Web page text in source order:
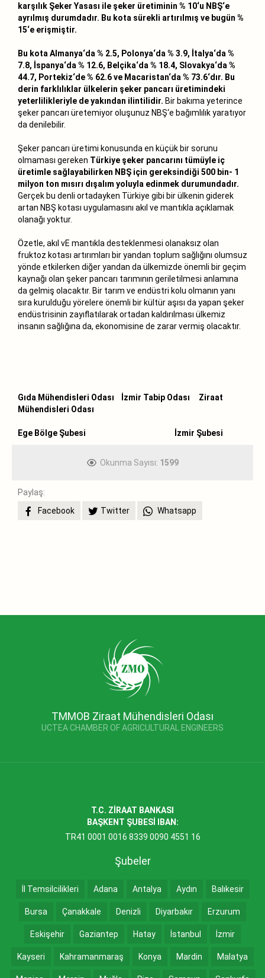
karşılık Şeker Yasası ile şeker üretiminin % 10‘u NBŞ‘e
ayrılmış durumdadır. Bu kota sürekli artırılmış ve bugün %
15‘e erişmiştir.
Bu kota Almanya‘da % 2.5, Polonya‘da % 3.9, İtalya‘da %
7.8, İspanya‘da % 12.6, Belçika‘da % 18.4, Slovakya‘da %
44.7, Portekiz‘de % 62.6 ve Macaristan‘da % 73.6‘dır. Bu
derin farklılıklar ülkelerin şeker pancarı üretimindeki
yeterlilikleriyle de yakından ilintilidir. Bir bakıma yeterince
şeker pancarı üretemiyor oluşunuz NBŞ‘e bağımlılık yaratıyor
da denilebilir.
Şeker pancarı üretimi konusunda en küçük bir sorunu
olmaması gereken Türkiye şeker pancarını tümüyle iç
üretimle sağlayabilirken NBŞ için gereksindiği 500 bin- 1
milyon ton mısırı dışalım yoluyla edinmek durumundadır.
Gerçek bu denli ortadayken Türkiye gibi bir ülkenin giderek
artan NBŞ kotası uygulamasını akıl ve mantıkla açıklamak
olanağı yoktur.
Özetle, akıl vE mantıkla desteklenmesi olanaksız olan
fruktoz kotası artırımları bir yandan toplum sağlığını olumsuz
yönde etkilerken diğer yandan da ülkemizde önemli bir geçim
kaynağı olan şeker pancarı tarımının geriletilmesi anlamına
da gelmiş olacaktır. Bir tarım ve endüstri kolu olmanın yanı
sıra kurulduğu yörelere önemli bir kültür aşısı da yapan şeker
endüstrisinin zayıflatılarak ortadan kaldırılması ülkemiz
insanın sağlığına da, ekonomisine de zarar vermiş olacaktır.
Gıda Mühendisleri Odası İzmir Tabip Odası Ziraat
Mühendisleri Odası
Ege Bölge Şubesi İzmir Şubesi
Okunma Sayısı: 1599
Paylaş:
Facebook
Twitter Whatsapp
TMMOB Ziraat Mühendisleri Odası
UCTEA CHAMBER OF AGRICULTURAL ENGINEERS
T.C. ZİRAAT BANKASI
BAŞKENT ŞUBESİ IBAN:
TR41 0001 0016 8339 0090 4551 16
Şubeler
İl Temsilcilikleri Adana Antalya Aydın Balıkesir
Bursa Çanakkale Denizli Diyarbakır Erzurum
Eskişehir Gaziantep Hatay İstanbul İzmir
Kayseri Kahramanmaraş Konya Mardin Malatya